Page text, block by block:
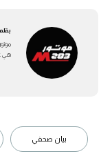
هي
بيان صحفي